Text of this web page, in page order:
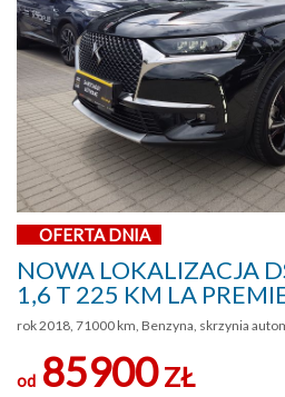
OFERTA DNIA
NOWA LOKALIZACJA
1,6 T 225 KM LA
rok 2018, 71000 km, Benzyna, skrzynia
od 85900ZŁ